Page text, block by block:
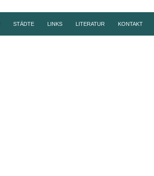
STÄDTE LINKS LITERATUR KONTAKT